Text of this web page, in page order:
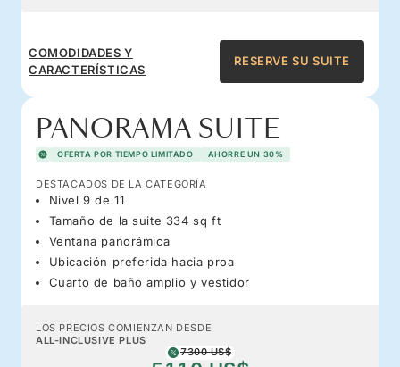
COMODIDADES Y
CARACTERÍSTICAS
RESERVE SU SUITE
PANORAMA SUITE
OFERTA POR TIEMPO LIMITADO AHORRE UN 30%
DESTACADOS DE LA CATEGORÍA
Nivel 9 de 11
Tamaño de la suite 334 sq ft
Ventana panorámica
Ubicación preferida hacia proa
Cuarto de baño amplio y vestidor
LOS PRECIOS COMIENZAN DESDE
ALL-INCLUSIVE PLUS
7300 US$